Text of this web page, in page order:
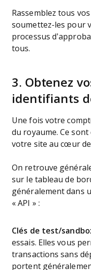
Rassemblez tous
soumettez-les pour
processus
tous.
3. Obtenez
identifiants
Une fois votre
du royaume. Ce
votre site au cœur
On retrouve
sur le tableau de
généralement dans
« API » :
Clés de test/
essais. Elles vous
transactions sans
portent